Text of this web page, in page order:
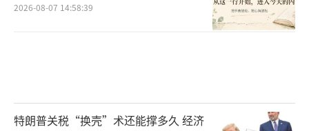
2026-08-07 14:58:39
特朗普关税“换壳”术还能撑多久 经济